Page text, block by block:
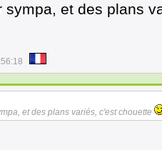
sympa, et des plans
et des plans variés, c'est chouette